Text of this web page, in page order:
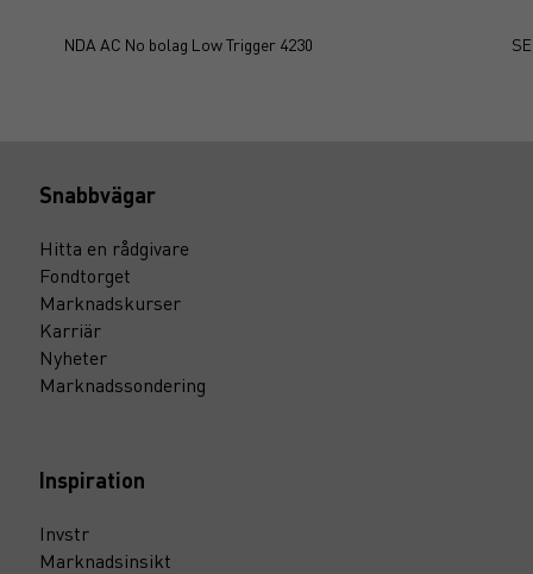
NDA AC No bolag Low Trigger 4230
Snabbvägar
Hitta en rådgivare
Fondtorget
Marknadskurser
Karriär
Nyheter
Marknadssondering
Inspiration
Invstr
Marknadsinsikt